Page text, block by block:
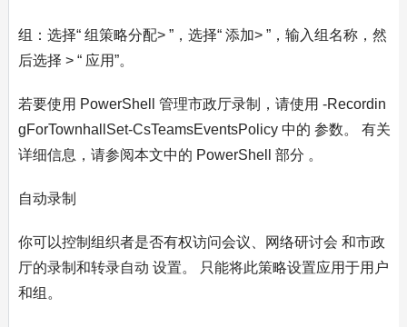
组：选择“ 组策略分配> ”，选择“ 添加> ”，输入组名称，然
后选择 > “ 应用”。
若要使用 PowerShell 管理市政厅录制，请使用 -Recordin
gForTownhallSet-CsTeamsEventsPolicy 中的 参数。 有关
详细信息，请参阅本文中的 PowerShell 部分 。
自动录制
你可以控制组织者是否有权访问会议、网络研讨会 和市政
厅的录制和转录自动 设置。 只能将此策略设置应用于用户
和组。